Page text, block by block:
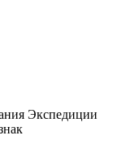
Экспедиции